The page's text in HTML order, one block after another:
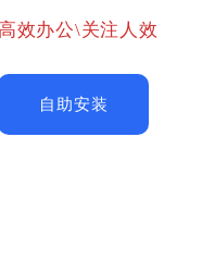
效办公\关注人效
自助安装